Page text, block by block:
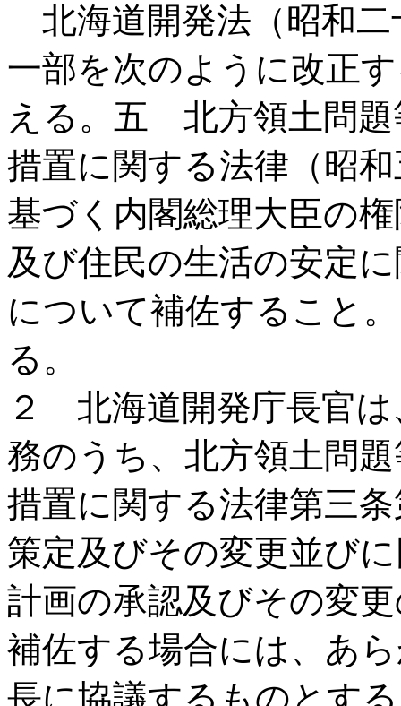
北海道開発法（昭和二
一部を次のように改正
える。五 北方領土問題
措置に関する法律（昭
基づく内閣総理大臣の
及び住民の生活の安定
について補佐すること
る。
２ 北海道開発庁長官は
務のうち、北方領土問
措置に関する法律第三
策定及びその変更並び
計画の承認及びその変
補佐する場合には、あ
長に協議するものとす